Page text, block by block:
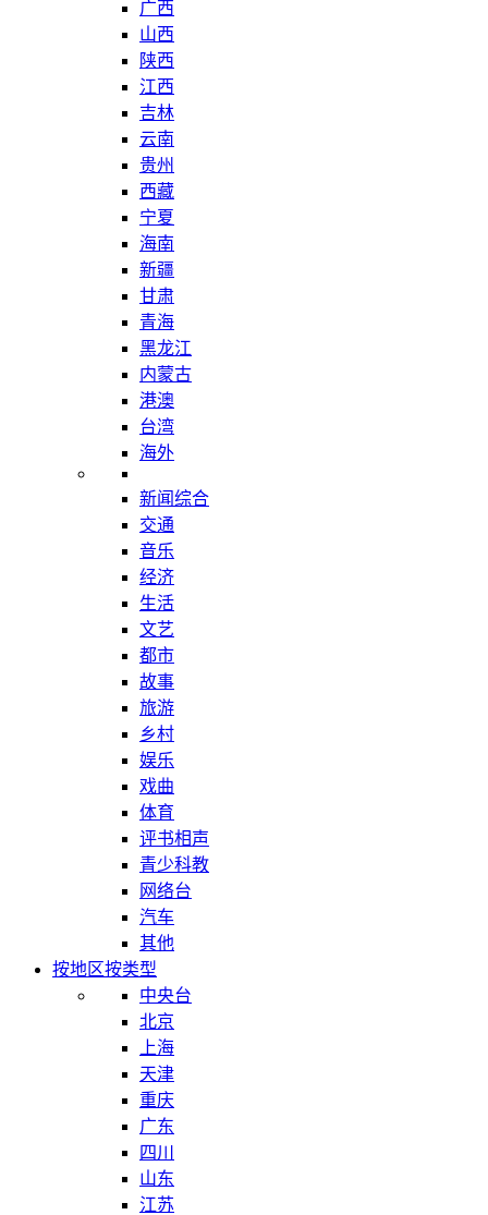
广西
山西
陕西
江西
吉林
云南
贵州
西藏
宁夏
海南
新疆
甘肃
青海
黑龙江
内蒙古
港澳
台湾
海外
新闻综合
交通
音乐
经济
生活
文艺
都市
故事
旅游
乡村
娱乐
戏曲
体育
评书相声
青少科教
网络台
汽车
其他
按地区按类型
中央台
北京
上海
天津
重庆
广东
四川
山东
江苏